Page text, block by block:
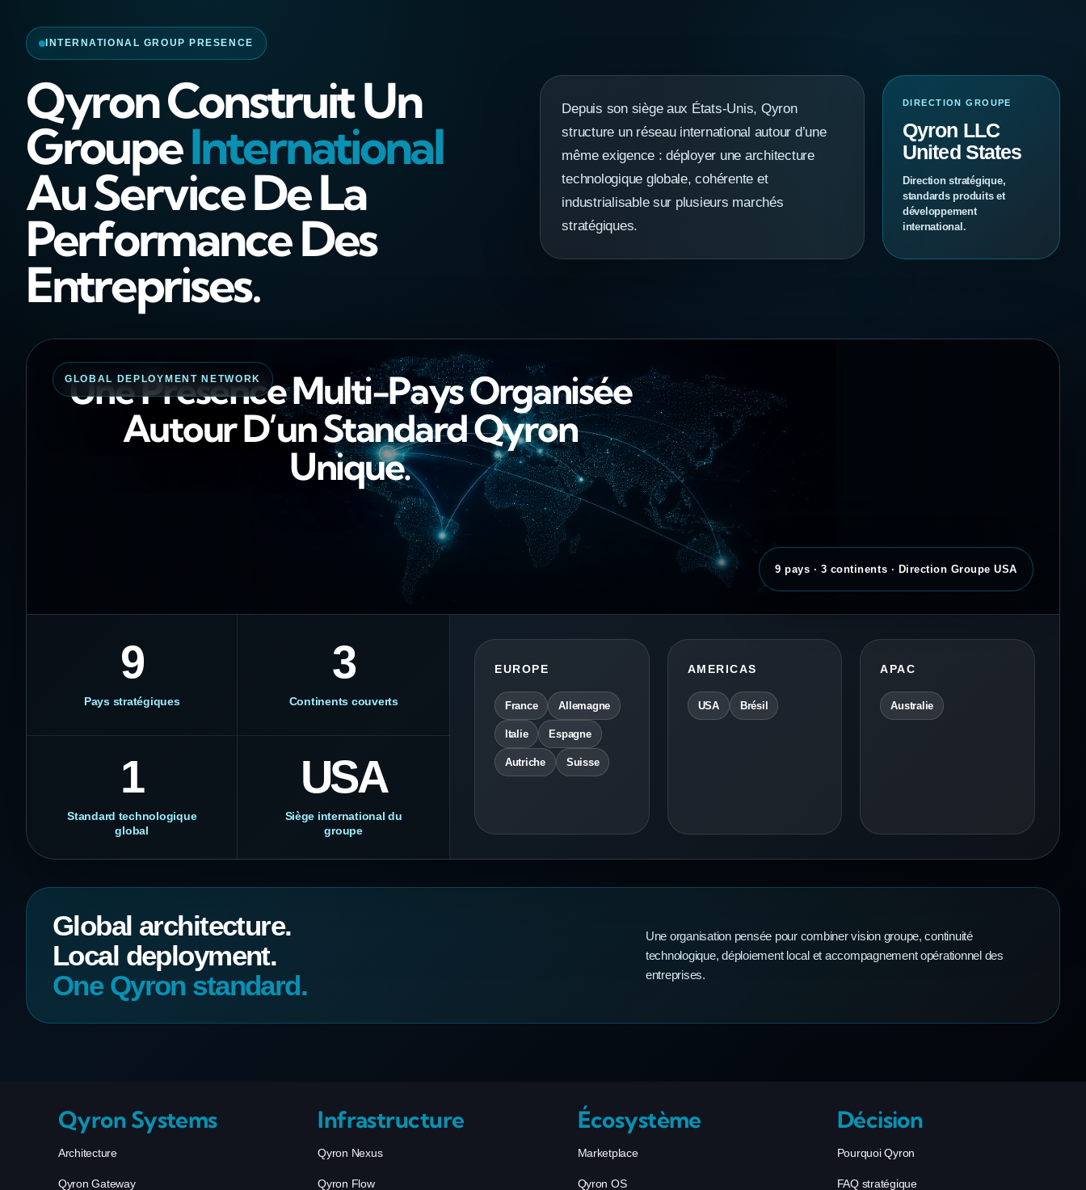
INTERNATIONAL GROUP PRESENCE
Qyron Construit Un
GroupeInternational
Au Service De La
Performance Des
Entreprises.
Depuis son siège aux États-Unis, Qyron
structure un réseau international autour d’une
même exigence : déployer une architecture
technologique globale, cohérente et
industrialisable sur plusieurs marchés
stratégiques.
DIRECTION GROUPE
Qyron LLC
United States
Direction stratégique,
standards produits et
développement
international.
GLOBAL DEPLOYMENT NETWORK
Une Présence Multi-Pays Organisée
Autour D’un Standard Qyron
Unique.
9 pays · 3 continents · Direction Groupe USA
9
Pays stratégiques
3
Continents couverts
1
Standard technologique
global
USA
Siège international du
groupe
EUROPE
France Allemagne
Italie Espagne
Autriche Suisse
AMERICAS
USA Brésil
APAC
Australie
Global architecture.
Local deployment.
One Qyron standard.
Une organisation pensée pour combiner vision groupe, continuité
technologique, déploiement local et accompagnement opérationnel des
entreprises.
Qyron Systems
Architecture
Qyron Gateway
Infrastructure
Qyron Nexus
Qyron Flow
Écosystème
Marketplace
Qyron OS
Décision
Pourquoi Qyron
FAQ stratégique